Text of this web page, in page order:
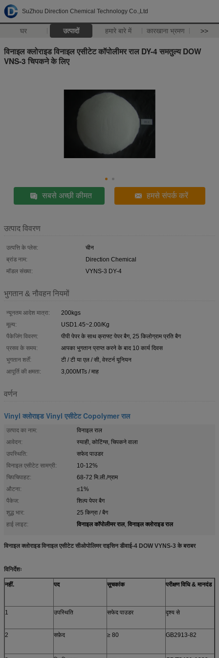
SuZhou Direction Chemical Technology Co.,Ltd
घर उत्पादों हमारे बारे में कारखाना भ्रमण >>
विनाइल क्लोराइड विनाइल एसीटेट कॉपोलीमर राल DY-4 समतुल्य DOW
VNS-3 चिपकने के लिए
सबसे अच्छी कीमत हमसे संपर्क करें
उत्पाद विवरण
उत्पत्ति के प्लेस:
चीन
ब्रांड नाम:
Direction Chemical
मॉडल संख्या:
VYNS-3 DY-4
भुगतान & नौवहन नियमों
न्यूनतम आदेश मात्रा:
200kgs
मूल्य:
USD1.45~2.00/Kg
पैकेजिंग विवरण:
पीपी पेपर के साथ क्राफ्ट पेपर बैग, 25 किलोग्राम प्रति बैग
प्रसव के समय:
आपका भुगतान प्राप्त करने के बाद 10 कार्य दिवस
भुगतान शर्तें:
टी / टी या एल / सी, वेस्टर्न यूनियन
आपूर्ति की क्षमता:
3,000MTs / माह
वर्णन
Vinyl क्लोराइड Vinyl एसीटेट Copolymer राल
उत्पाद का नाम:
विनाइल राल
आवेदन:
स्याही, कोटिंग्स, चिपकने वाला
उपस्थिति:
सफेद पाउडर
विनाइल एसीटेट सामग्री:
10-12%
चिपचिपाहट:
68-72 मि.ली./ग्राम
औटना:
≤1%
पैकेज:
शिल्प पेपर बैग
शुद्ध भार:
25 किग्रा / बैग
हाई लाइट:
विनाइल कॉपोलीमर राल, विनाइल क्लोराइड राल
विनाइल क्लोराइड विनाइल एसीटेट सीओपोलिमर राइसिन डीवाई-4 DOW VYNS-3 के बराबर
विनिर्देशः
नहीं. पद सूचकांक परीक्षण विधि & मानदंड
1 उपस्थिति सफेद पाउडर दृश्य से
2 सफ़ेद ≥ 80 GB2913-82